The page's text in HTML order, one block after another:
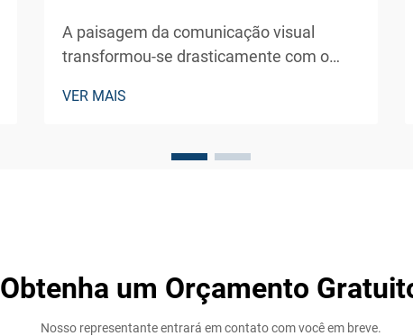
A paisagem da comunicação visual
transformou-se drasticamente com o
digital externa que cativam o público e
empresas modernas dependem cada vez
VER MAIS
Obtenha um Orçamento
Nosso representante entrará em contato com você em breve.